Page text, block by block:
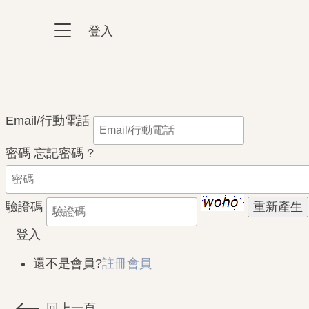
::: 登入
Email/行動電話
密碼 忘記密碼 ?
驗證碼
登入
還不是會員?註冊會員